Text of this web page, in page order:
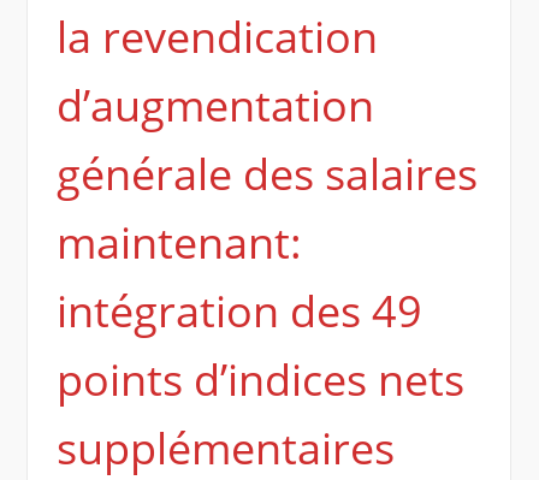
la revendication
d’augmentation
générale des salaires
maintenant:
intégration des 49
points d’indices nets
supplémentaires